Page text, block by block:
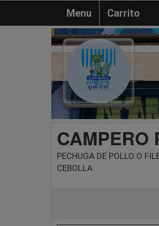
Menu Carrito
CAMPERO
PECHUGA DE POLLO O
CEBOLLA